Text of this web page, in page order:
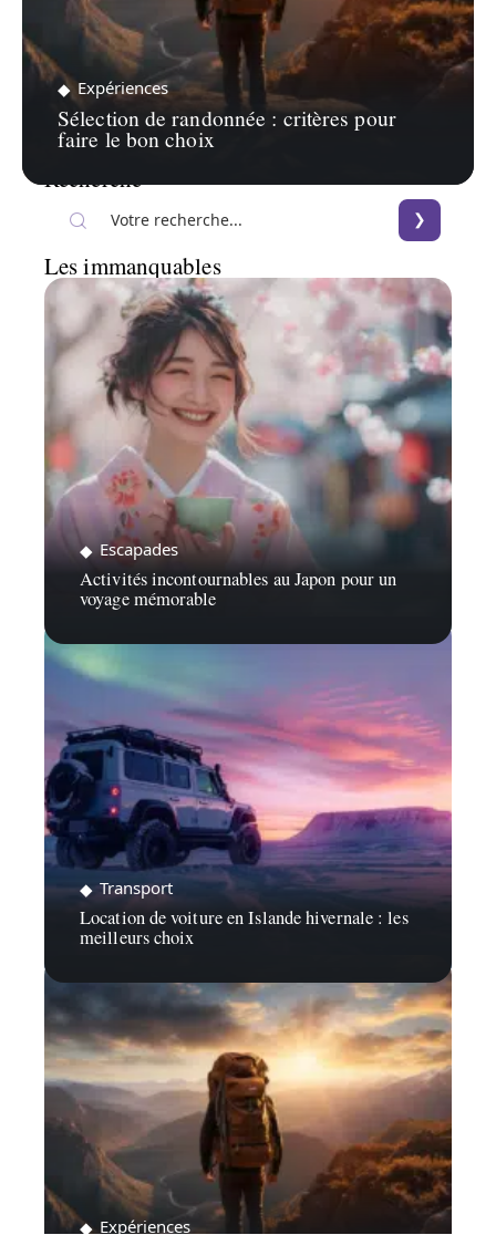
Expériences
Sélection de randonnée : critères pour
faire le bon choix
Recherche
Les immanquables
Escapades
Activités incontournables au Japon pour un
voyage mémorable
Transport
Location de voiture en Islande hivernale : les
meilleurs choix
Expériences